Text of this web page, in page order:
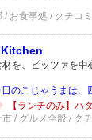
/ お食事処 / クチコ
を、ピッツァを
のこじゃうまは、
【ランチのみ】ハ
市 / グルメ全般 / ク